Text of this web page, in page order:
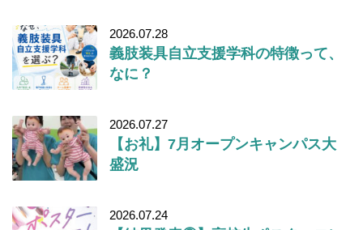
2026.07.28
義肢装具自立支援学科の特徴って、
なに？
2026.07.27
【お礼】7月オープンキャンパス大
盛況
2026.07.24